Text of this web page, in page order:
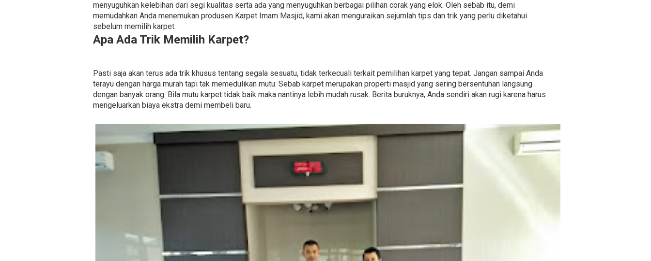
menyuguhkan kelebihan dari segi kualitas serta ada yang menyuguhkan berbagai pilihan corak yang elok. Oleh sebab itu, demi
memudahkan Anda menemukan produsen Karpet Imam Masjid, kami akan menguraikan sejumlah tips dan trik yang perlu diketahui
sebelum memilih karpet.
Apa Ada Trik Memilih Karpet?
Pasti saja akan terus ada trik khusus tentang segala sesuatu, tidak terkecuali terkait pemilihan karpet yang tepat. Jangan sampai Anda
terayu dengan harga murah tapi tak memedulikan mutu. Sebab karpet merupakan properti masjid yang sering bersentuhan langsung
dengan banyak orang. Bila mutu karpet tidak baik maka nantinya lebih mudah rusak. Berita buruknya, Anda sendiri akan rugi karena harus
mengeluarkan biaya ekstra demi membeli baru.